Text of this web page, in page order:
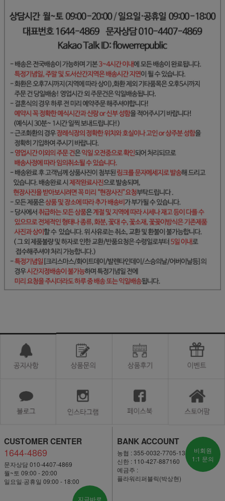
CUSTOMER CENTER
1644-4869
문자상담 010-4407-4869
월~토 09:00 - 20:00
일요일·공휴일 09:00 - 18:00
지금바로
BANK ACCOUNT
농협 : 355-0032-7705-13
신한 : 110-427-887160
예금주 :
플라워리퍼블릭(박상현)
비회원
1:1 문의